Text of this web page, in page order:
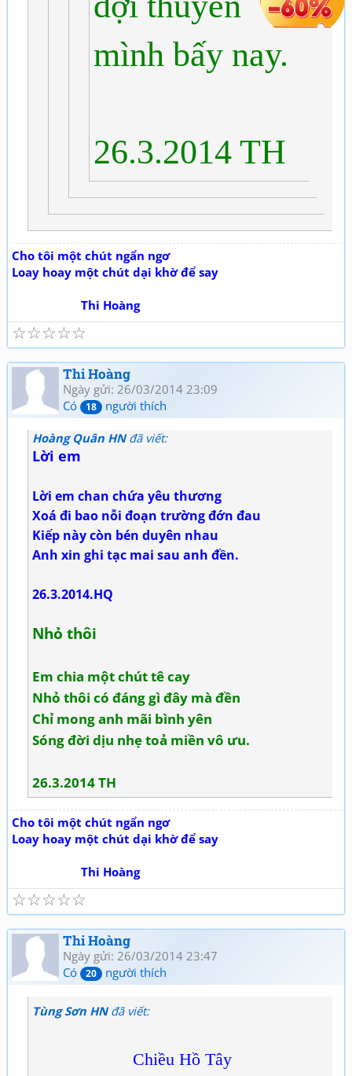
mình bấy nay.
26.3.2014 TH
Cho tôi một chút ngẩn ngơ
Loay hoay một chút dại khờ để say
Thi Hoàng
☆
☆
☆
☆
☆
Thi Hoàng
Ngày gửi: 26/03/2014 23:09
Có
18 người thích
Hoàng Quân HNđã viết:
Lời em
Lời em chan chứa yêu thương
Xoá đi bao nỗi đoạn trường đớn đau
Kiếp này còn bén duyên nhau
Anh xin ghi tạc mai sau anh đền.
26.3.2014.HQ
Nhỏ thôi
Em chia một chút tê cay
Nhỏ thôi có đáng gì đây mà đền
Chỉ mong anh mãi bình yên
Sóng đời dịu nhẹ toả miền vô ưu.
26.3.2014 TH
Cho tôi một chút ngẩn ngơ
Loay hoay một chút dại khờ để say
Thi Hoàng
☆
☆
☆
☆
☆
Thi Hoàng
Ngày gửi: 26/03/2014 23:47
Có
20 người thích
Tùng Sơn HNđã viết:
Chiều Hồ Tây